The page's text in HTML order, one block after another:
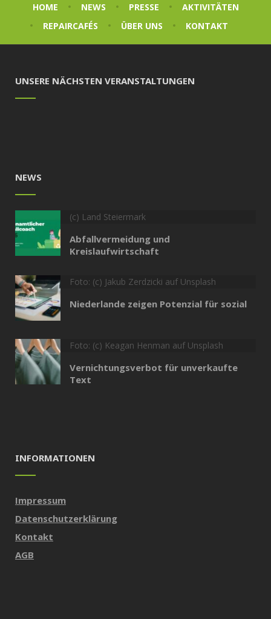
HOME NEWS PRESSE
AKTIVITÄTEN
REPAIRCAFÉS
ÜBER UNS KONTAKT
UNSERE NÄCHSTEN VERANSTALTUNGEN
NEWS
(c) Land Steiermark
Abfallvermeidung und
Kreislaufwirtschaft
Foto: (c) Jakub Zerdzicki auf Unsplash
Niederlande zeigen Potenzial für sozial
Foto: (c) Keagan Henman auf Unsplash
Vernichtungsverbot für unverkaufte
Text
INFORMATIONEN
Impressum
Datenschutzerklärung
Kontakt
AGB